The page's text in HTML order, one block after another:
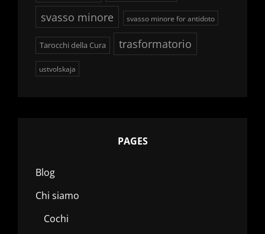
svasso minore svasso minore for antidoto
Tarocchi della Cura trasformatorio
ustvolskaja
PAGES
Blog
Chi siamo
Cochi